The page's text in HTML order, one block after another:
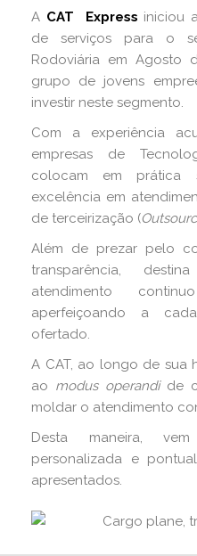
A CAT Express iniciou
de serviços para o
Rodoviária em Agosto
grupo de jovens
investir neste segmento.
Com a experiência
empresas de
colocam em prática
excelência em
de terceirização (
Além de prezar pelo
transparência,
atendimento
aperfeiçoando a
ofertado.
A CAT, ao longo de sua
ao modus operandi de
moldar o atendimento
Desta maneira,
personalizada e
apresentados.